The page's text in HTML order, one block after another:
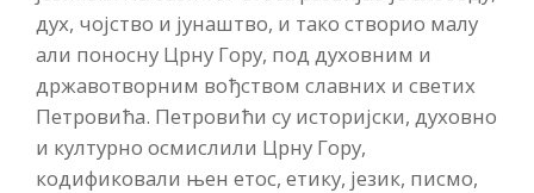
дух, чојство и јунаштво, и тако створио малу
али поносну Црну Гору, под духовним и
државотворним вођством славних и светих
Петровића. Петровићи су историјски, духовно
и културно осмислили Црну Гору,
кодификовали њен етос, етику, језик, писмо,